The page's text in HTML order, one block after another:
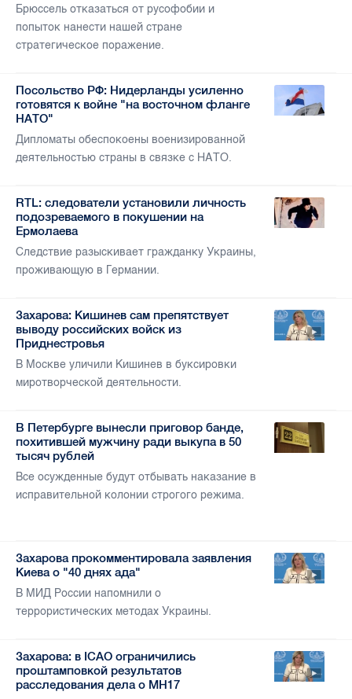
Брюссель отказаться от русофобии и
попыток нанести нашей стране
стратегическое поражение.
Посольство РФ: Нидерланды усиленно
готовятся к войне "на восточном фланге
НАТО"
Дипломаты обеспокоены военизированной
деятельностью страны в связке с НАТО.
RTL: следователи установили личность
подозреваемого в покушении на
Ермолаева
Следствие разыскивает гражданку Украины,
проживающую в Германии.
Захарова: Кишинев сам препятствует
выводу российских войск из
Приднестровья
В Москве уличили Кишинев в буксировки
миротворческой деятельности.
В Петербурге вынесли приговор банде,
похитившей мужчину ради выкупа в 50
тысяч рублей
Все осужденные будут отбывать наказание в
исправительной колонии строгого режима.
Захарова прокомментировала заявления
Киева о "40 днях ада"
В МИД России напомнили о
террористических методах Украины.
Захарова: в ICAO ограничились
проштамповкой результатов
расследования дела о MH17